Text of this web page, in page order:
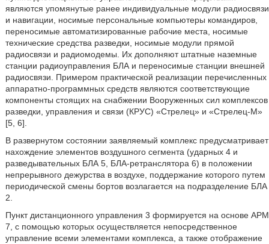
являются упомянутые ранее индивидуальные модули радиосвязи
и навигации, носимые персональные компьютеры командиров,
переносимые автоматизированные рабочие места, носимые
технические средства разведки, носимые модули прямой
радиосвязи и радиомодемы. Их дополняют штатные наземные
станции радиоуправления БЛА и переносимые станции внешней
радиосвязи. Примером практической реализации перечисленных
аппаратно-программных средств являются соответствующие
компоненты стоящих на снабжении Вооруженных сил комплексов
разведки, управления и связи (КРУС) «Стрелец» и «Стрелец-М»
[5, 6].
В развернутом состоянии заявляемый комплекс предусматривает
нахождение элементов воздушного сегмента (ударных 4 и
разведывательных БЛА 5, БЛА-ретранслятора 6) в положении
непрерывного дежурства в воздухе, поддержание которого путем
периодической смены бортов возлагается на подразделение БЛА
2.
Пункт дистанционного управления 3 формируется на основе АРМ
7, с помощью которых осуществляется непосредственное
управление всеми элементами комплекса, а также отображение